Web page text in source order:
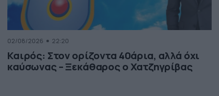
02/08/2026 22:20
Καιρός: Στον ορίζοντα 40άρια, αλλά όχι
καύσωνας – Ξεκάθαρος ο Χατζηγρίβας